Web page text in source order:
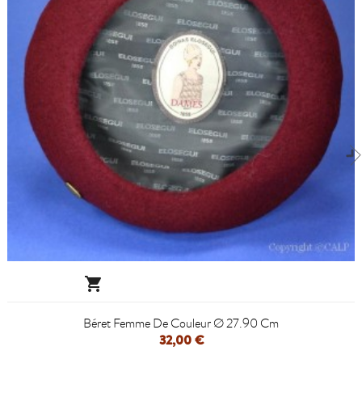

Béret Femme De Couleur Ø 27.90 Cm
32,00 €